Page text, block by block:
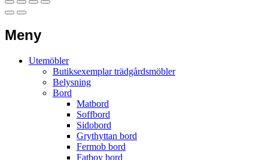
Meny
Utemöbler
Butiksexemplar trädgårdsmöbler
Belysning
Bord
Matbord
Soffbord
Sidobord
Grythyttan bord
Fermob bord
Fatboy bord